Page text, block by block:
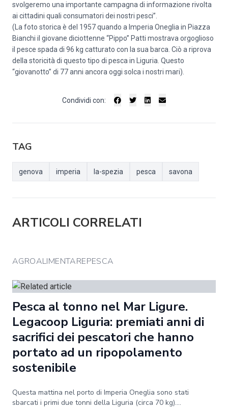
svolgeremo una importante campagna di informazione rivolta
ai cittadini quali consumatori dei nostri pesci”.
(La foto storica è del 1957 quando a Imperia Oneglia in Piazza
Bianchi il giovane diciottenne “Pippo” Patti mostrava orgoglioso
il pesce spada di 96 kg catturato con la sua barca. Ciò a riprova
della storicità di questo tipo di pesca in Liguria. Questo
“giovanotto” di 77 anni ancora oggi solca i nostri mari).
Condividi con:
TAG
genova imperia la-spezia pesca savona
ARTICOLI CORRELATI
AGROALIMENTAREPESCA
Pesca al tonno nel Mar Ligure.
Legacoop Liguria: premiati anni di
sacrifici dei pescatori che hanno
portato ad un ripopolamento
sostenibile
Questa mattina nel porto di Imperia Oneglia sono stati
sbarcati i primi due tonni della Liguria (circa 70 kg)....